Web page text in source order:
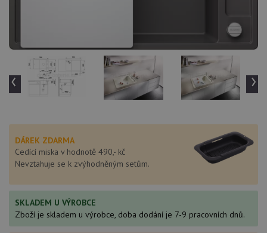
‹ ›
DÁREK ZDARMA
Cedící miska v hodnotě 490,- kč
Nevztahuje se k zvýhodněným setům.
SKLADEM U VÝROBCE
Zboží je skladem u výrobce, doba dodání je 7-9 pracovních dnů.